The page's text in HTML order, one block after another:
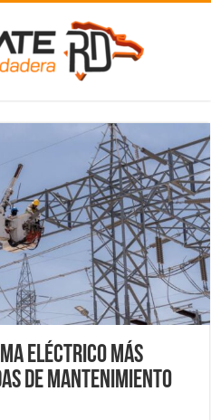
eléctrico más
de mantenimiento